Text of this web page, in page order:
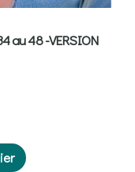
au 48 -VERSION